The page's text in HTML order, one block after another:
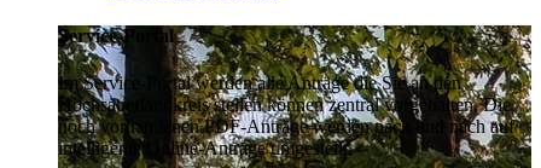
Service-Portal
Im Service-Portal werden alle Anträge die Sie an den
Hochsauerlandkreis stellen können zentral vorgehalten. Die
noch vorhandenen PDF-Anträge werden nach und nach auf
intelligente Online-Anträge umgestellt.